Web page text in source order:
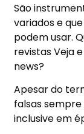
São
variados e
podem usar.
revistas Veja
news?
Apesar do
falsas sempre
inclusive em